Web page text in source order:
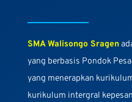
SMA Walisongo Sragen
yang berbasis Pondok
yang menerapkan
kurikulum intergral